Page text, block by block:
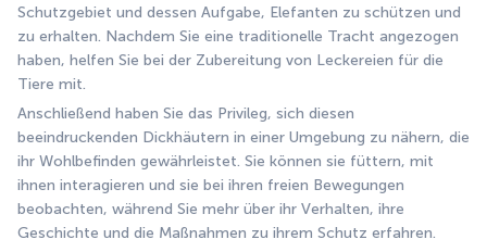
Schutzgebiet und dessen Aufgabe, Elefanten zu schützen und
zu erhalten. Nachdem Sie eine traditionelle Tracht angezogen
haben, helfen Sie bei der Zubereitung von Leckereien für die
Tiere mit.
Anschließend haben Sie das Privileg, sich diesen
beeindruckenden Dickhäutern in einer Umgebung zu nähern, die
ihr Wohlbefinden gewährleistet. Sie können sie füttern, mit
ihnen interagieren und sie bei ihren freien Bewegungen
beobachten, während Sie mehr über ihr Verhalten, ihre
Geschichte und die Maßnahmen zu ihrem Schutz erfahren.